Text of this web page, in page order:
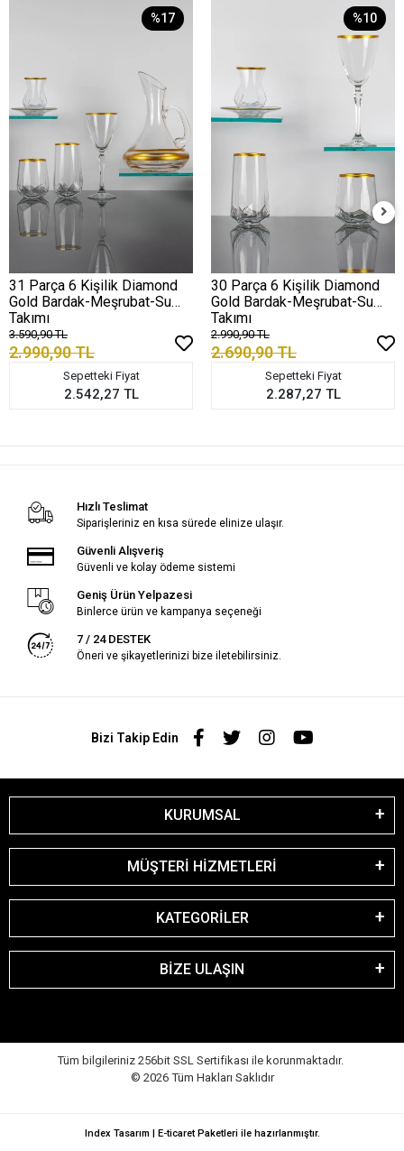
%17
31 Parça 6 Kişilik Diamond
Gold Bardak-Meşrubat-Su
Takımı
3.590,90 TL
2.990,90 TL
Sepetteki Fiyat
2.542,27 TL
%10
30 Parça 6 Kişilik Diamond
Gold Bardak-Meşrubat-Su
Takımı
2.990,90 TL
2.690,90 TL
Sepetteki Fiyat
2.287,27 TL
Hızlı Teslimat
Siparişleriniz en kısa sürede elinize ulaşır.
Güvenli Alışveriş
Güvenli ve kolay ödeme sistemi
Geniş Ürün Yelpazesi
Binlerce ürün ve kampanya seçeneği
7 / 24 DESTEK
Öneri ve şikayetlerinizi bize iletebilirsiniz.
Bizi Takip Edin
KURUMSAL
MÜŞTERİ HİZMETLERİ
KATEGORİLER
BİZE ULAŞIN
Tüm bilgileriniz 256bit SSL Sertifikası ile korunmaktadır.
© 2026 Tüm Hakları Saklıdır
Index Tasarım | E-ticaret Paketleri ile hazırlanmıştır.